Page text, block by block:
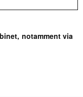
notamment via